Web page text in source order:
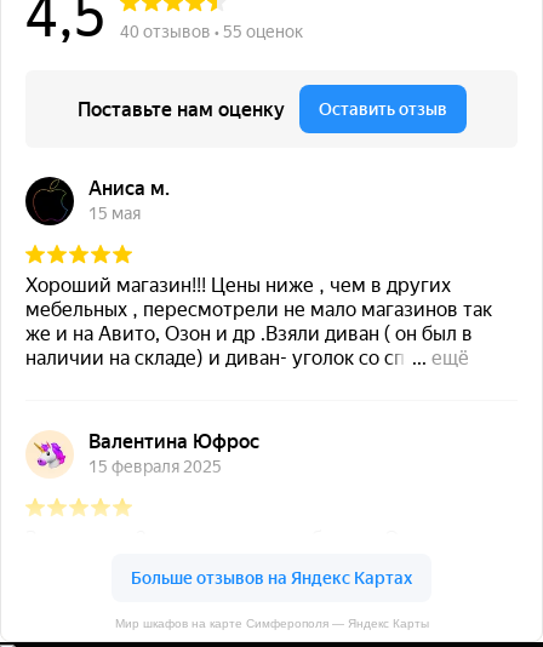
Мир шкафов на карте Симферополя — Яндекс Карты